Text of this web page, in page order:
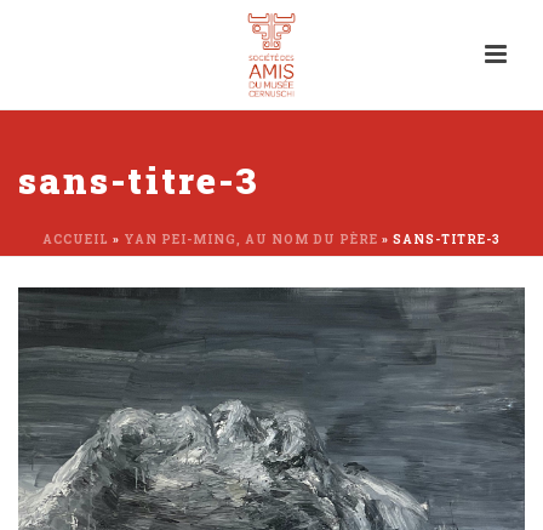
sans-titre-3
ACCUEIL » YAN PEI-MING, AU NOM DU PÈRE » SANS-TITRE-3